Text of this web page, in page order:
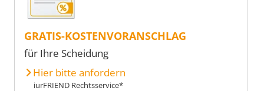
GRATIS-KOSTENVORANSCHLAG
für Ihre Scheidung
Hier bitte anfordern
iurFRIEND Rechtsservice*